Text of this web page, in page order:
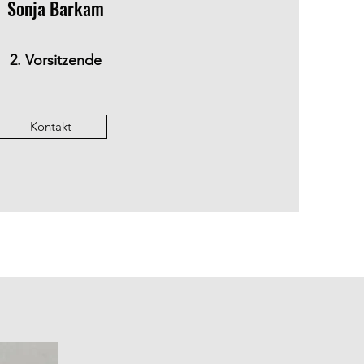
Sonja Barkam
2. Vorsitzende
Kontakt